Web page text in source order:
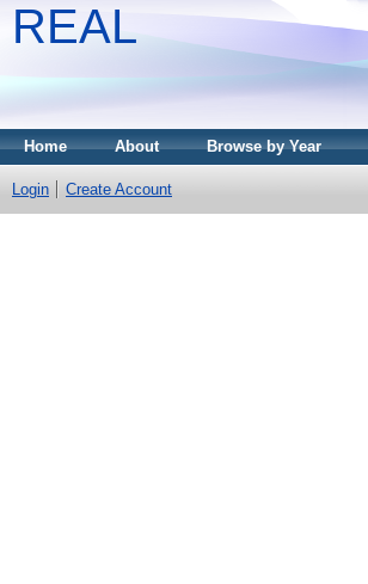
REAL
Home About Browse by Year
Login Create Account